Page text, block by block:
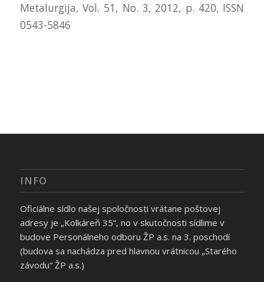
Metalurgija, Vol. 51, No. 3, 2012, p. 420, ISSN
0543-5846
INFO
Oficiálne sídlo našej spoločnosti vrátane poštovej
adresy je „Kolkáreň 35“, no v skutočnosti sídlime v
budove Personálneho odboru ŽP a.s. na 3. poschodí
(budova sa nachádza pred hlavnou vrátnicou „Starého
závodu“ ŽP a.s.)